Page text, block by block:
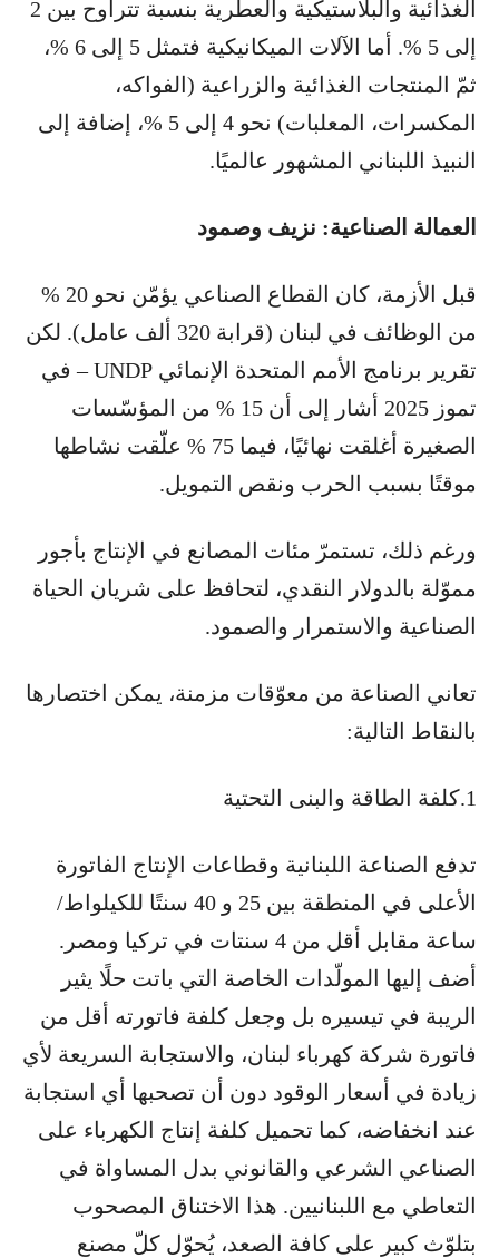
الغذائية والبلاستيكية والعطرية بنسبة تتراوح بين 2
إلى 5 %. أما الآلات الميكانيكية فتمثل 5 إلى 6 %،
ثمّ المنتجات الغذائية والزراعية (الفواكه،
المكسرات، المعلبات) نحو 4 إلى 5 %، إضافة إلى
النبيذ اللبناني المشهور عالميًا.
العمالة الصناعية: نزيف وصمود
قبل الأزمة، كان القطاع الصناعي يؤمّن نحو 20 %
من الوظائف في لبنان (قرابة 320 ألف عامل). لكن
تقرير برنامج الأمم المتحدة الإنمائي UNDP – في
تموز 2025 أشار إلى أن 15 % من المؤسّسات
الصغيرة أغلقت نهائيًا، فيما 75 % علّقت نشاطها
موقتًا بسبب الحرب ونقص التمويل.
ورغم ذلك، تستمرّ مئات المصانع في الإنتاج بأجور
مموّلة بالدولار النقدي، لتحافظ على شريان الحياة
الصناعية والاستمرار والصمود.
تعاني الصناعة من معوّقات مزمنة، يمكن اختصارها
بالنقاط التالية:
1.كلفة الطاقة والبنى التحتية
تدفع الصناعة اللبنانية وقطاعات الإنتاج الفاتورة
الأعلى في المنطقة بين 25 و 40 سنتًا للكيلواط/
ساعة مقابل أقل من 4 سنتات في تركيا ومصر.
أضف إليها المولّدات الخاصة التي باتت حلًا يثير
الريبة في تيسيره بل وجعل كلفة فاتورته أقل من
فاتورة شركة كهرباء لبنان، والاستجابة السريعة لأي
زيادة في أسعار الوقود دون أن تصحبها أي استجابة
عند انخفاضه، كما تحميل كلفة إنتاج الكهرباء على
الصناعي الشرعي والقانوني بدل المساواة في
التعاطي مع اللبنانيين. هذا الاختناق المصحوب
بتلوّث كبير على كافة الصعد، يُحوّل كلّ مصنع